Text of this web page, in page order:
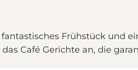
Frühstück und
Café Gerichte an, die